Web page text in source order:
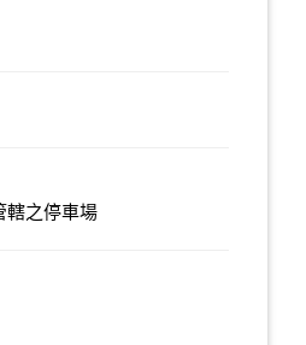
轄之停車場